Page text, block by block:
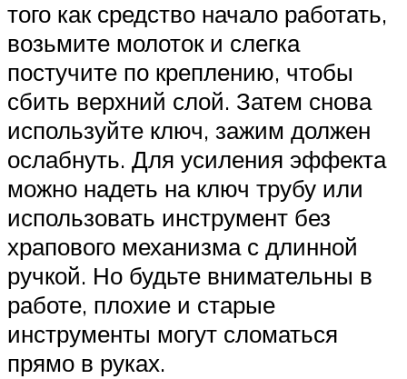
того как средство начало работать,
возьмите молоток и слегка
постучите по креплению, чтобы
сбить верхний слой. Затем снова
используйте ключ, зажим должен
ослабнуть. Для усиления эффекта
можно надеть на ключ трубу или
использовать инструмент без
храпового механизма с длинной
ручкой. Но будьте внимательны в
работе, плохие и старые
инструменты могут сломаться
прямо в руках.